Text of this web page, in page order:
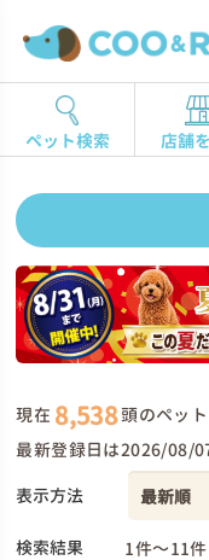
ペット検索 店舗
現在 8,538頭のペット
最新登録日は2026/08/
表示方法
検索結果 1件～11